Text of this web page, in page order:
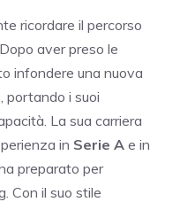
ricordare il percorso
aver preso le
infondere una nuova
portando i suoi
La sua carriera
in Serie A e in
preparato per
Con il suo stile